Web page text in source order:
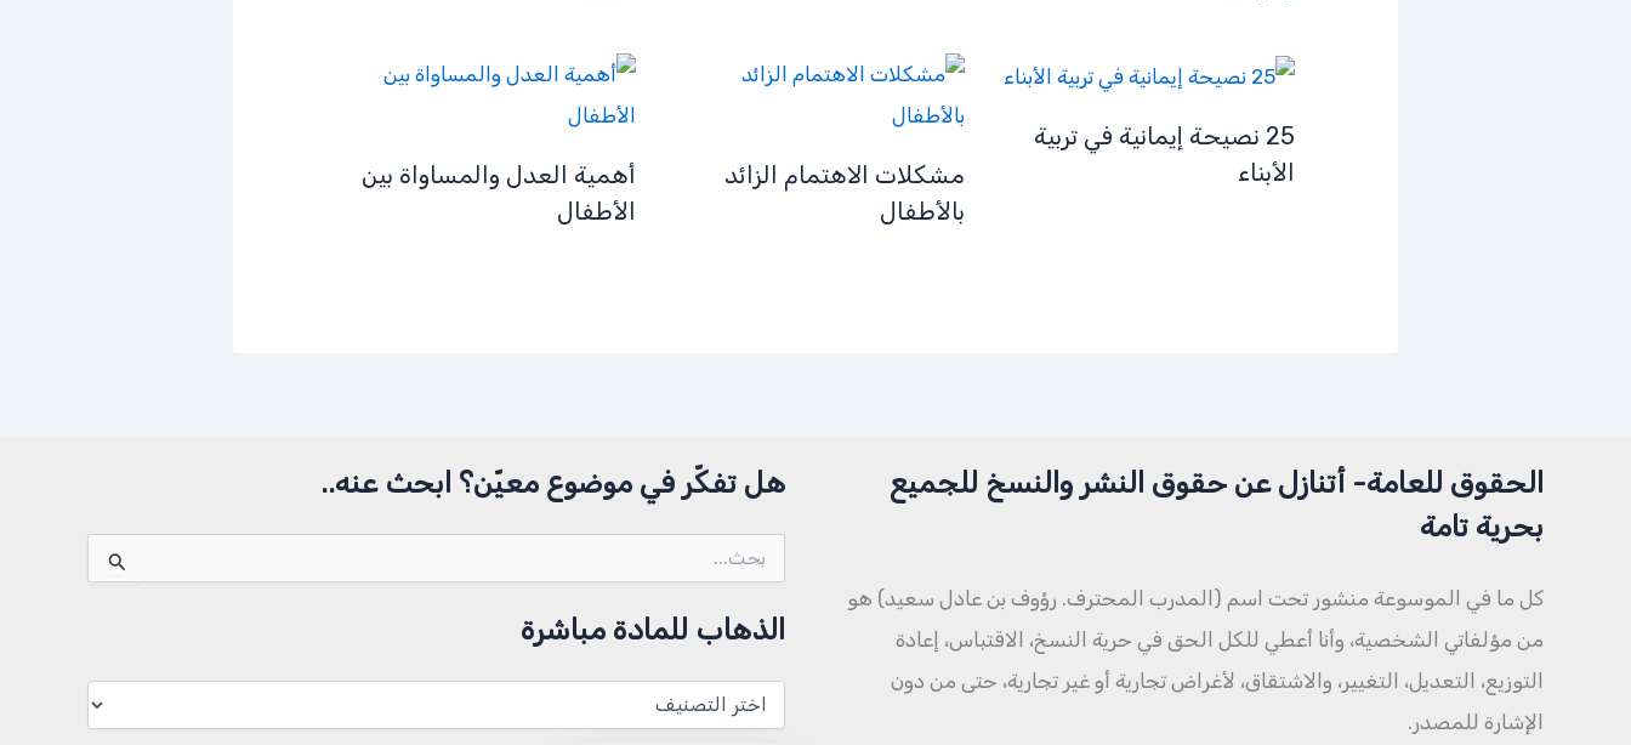
25 نصيحة إيمانية في تربية
الأبناء
مشكلات الاهتمام الزائد
بالأطفال
أهمية العدل والمساواة بين
الأطفال
الحقوق للعامة- أتنازل عن حقوق النشر والنسخ للجميع
بحرية تامة
كل ما في الموسوعة منشور تحت اسم (المدرب المحترف. رؤوف بن عادل سعيد) هو
من مؤلفاتي الشخصية، وأنا أعطي للكل الحق في حرية النسخ، الاقتباس، إعادة
التوزيع، التعديل، التغيير، والاشتقاق، لأغراض تجارية أو غير تجارية، حتى من دون
الإشارة للمصدر.
هل تفكّر في موضوع معيّن؟ ابحث عنه..
عن:
الذهاب للمادة مباشرة
للمادة